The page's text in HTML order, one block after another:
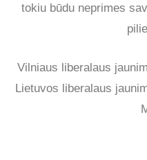
tokiu būdu neprimes
Vilniaus liberalaus
Lietuvos liberalaus